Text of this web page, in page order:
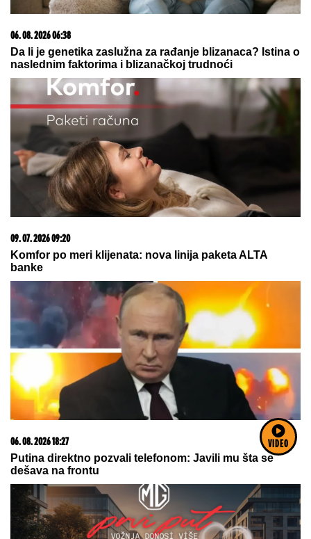
VIDEO
06. 08. 2026 06:38
Da li je genetika zaslužna za rađanje blizanaca? Istina o
naslednim faktorima i blizanačkoj trudnoći
09. 07. 2026 09:20
Komfor po meri klijenata: nova linija paketa ALTA
banke
06. 08. 2026 18:27
Putina direktno pozvali telefonom: Javili mu šta se
dešava na frontu